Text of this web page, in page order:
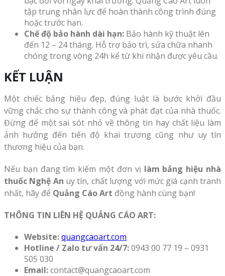
tập trung nhân lực để hoàn thành công trình đúng
hoặc trước hạn.
Chế độ bảo hành dài hạn: Bảo hành kỹ thuật lên
đến 12 – 24 tháng. Hỗ trợ bảo trì, sửa chữa nhanh
chóng trong vòng 24h kể từ khi nhận được yêu cầu.
KẾT LUẬN
Một chiếc bảng hiệu đẹp, đúng luật là bước khởi đầu
vững chắc cho sự thành công và phát đạt của nhà thuốc.
Đừng để một sai sót nhỏ về thông tin hay chất liệu làm
ảnh hưởng đến tiến độ khai trương cũng như uy tín
thương hiệu của bạn.
Nếu bạn đang tìm kiếm một đơn vị làm bảng hiệu nhà
thuốc Nghệ An uy tín, chất lượng với mức giá cạnh tranh
nhất, hãy để Quảng Cáo Art đồng hành cùng bạn!
THÔNG TIN LIÊN HỆ QUẢNG CÁO ART:
Website:quangcaoart.com
Hotline / Zalo tư vấn 24/7:0943 00 77 19 – 0931
505 030
Email:contact@quangcaoart.com